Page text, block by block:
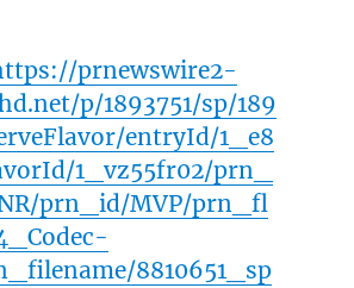
prnewswire2-
p/1893751/sp/189
entryId/1_e8
1_vz55fr02/prn_
prn_id/MVP/prn_fl
8810651_sp